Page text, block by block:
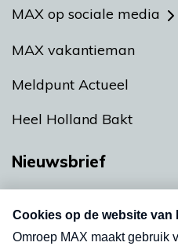
MAX op sociale media
MAX vakantieman
Meldpunt Actueel
Heel Holland Bakt
Nieuwsbrief
Neem hier een gratis
nieuwsbrief. Elke
uw mailbox.